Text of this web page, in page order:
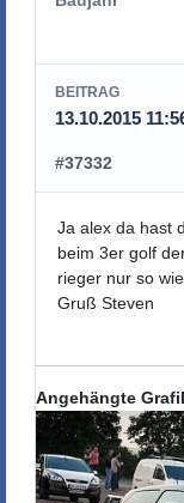
BEITRAG
13.10.2015
#37332
Ja alex da hast
beim 3er golf
rieger nur so
Gruß Steven
Angehängte